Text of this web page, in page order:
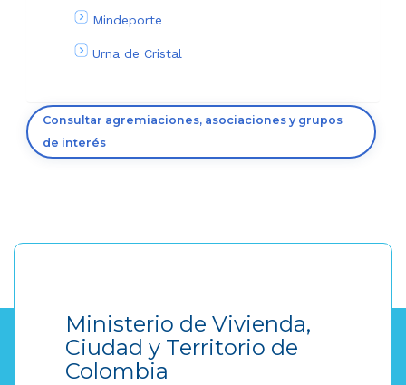
Mindeporte
Urna de Cristal
Consultar agremiaciones, asociaciones y grupos
de interés
Ministerio de Vivienda,
Ciudad y Territorio de
Colombia